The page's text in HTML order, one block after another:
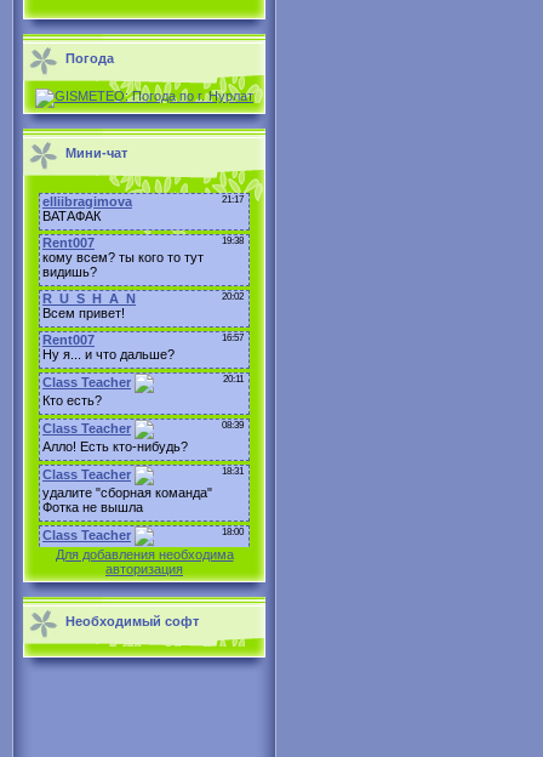
Погода
Мини-чат
Для добавления необходима
авторизация
Необходимый софт